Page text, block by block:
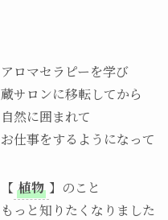
アロマセラピーを学び
蔵サロンに移転してから
自然に囲まれて
お仕事をするようになって
【 植物 】のこと
もっと知りたくなりました